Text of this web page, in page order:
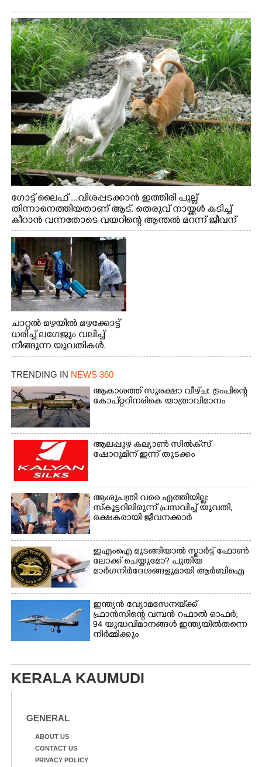
ഗോട്ട് ലൈഫ് ...വിശപ്പടക്കാൻ ഇത്തിരി പുല്ല്
തിന്നാനെത്തിയതാണ് ആട്. തെരുവ് നായ്ക്കൾ കടിച്ച്
കീറാൻ വന്നതോടെ വയറിന്റെ ആന്തൽ മറന്ന് ജീവന്
വേണ്ടിയായി ഓട്ടം. എറണാകുളം വാത്തുരുത്തിയിൽ
നിന്നുള്ള കാഴ്ച
ചാറ്റൽ മഴയിൽ മഴക്കോട്ട്
ധരിച്ച് ലഗേജും വലിച്ച്
നീങ്ങുന്ന യുവതികൾ.
എറണാകുളം മേനകയിൽ
നിന്നുള്ള കാഴ്ച
TRENDING IN NEWS 360
ആകാശത്ത് സുരക്ഷാ വീഴ്‌ച: ട്രംപിന്റെ
കോ‌പ്‌റ്ററിനരികെ യാത്രാവിമാനം
ആലപ്പുഴ കല്യാൺ സിൽക്‌സ്
ഷോറൂമിന് ഇന്ന് തുടക്കം
ആശുപത്രി വരെ എത്തിയില്ല:
സ്കൂട്ടറിലിരുന്ന് പ്രസവിച്ച് യുവതി,
രക്ഷകരായി ജീവനക്കാർ
ഇഎംഐ മുടങ്ങിയാൽ സ്മാർട്ട് ഫോൺ
ലോക്ക് ചെയ്യുമോ? പുതിയ
മാർഗനിർദേശങ്ങളുമായി ആർബിഐ
ഇന്ത്യൻ വ്യോമസേനയ്‌ക്ക്
ഫ്രാൻസിന്റെ വമ്പൻ റഫാൽ ഓഫർ;
94 യുദ്ധവിമാനങ്ങൾ ഇന്ത്യയിൽതന്നെ
നിർ‌മ്മിക്കും
KERALA KAUMUDI
GENERAL
ABOUT US
CONTACT US
PRIVACY POLICY